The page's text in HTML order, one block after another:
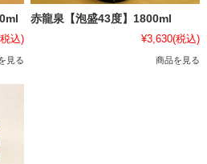
込)
見る
赤龍泉【泡盛43度】1800ml
¥3,630(税込)
商品を見る